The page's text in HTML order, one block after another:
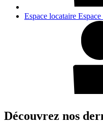
Espace locataire
Découvrez nos